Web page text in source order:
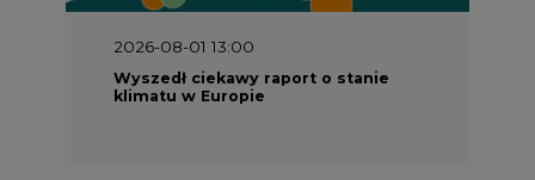
2026-08-01 13:00
Wyszedł ciekawy raport o stanie
klimatu w Europie